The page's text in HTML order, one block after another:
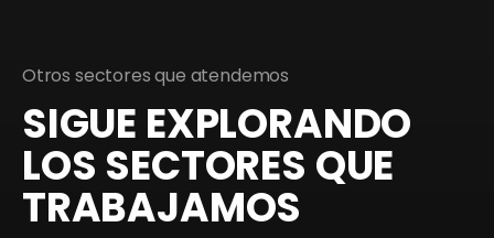
Otros sectores que atendemos
SIGUE EXPLORANDO
LOS SECTORES QUE
TRABAJAMOS